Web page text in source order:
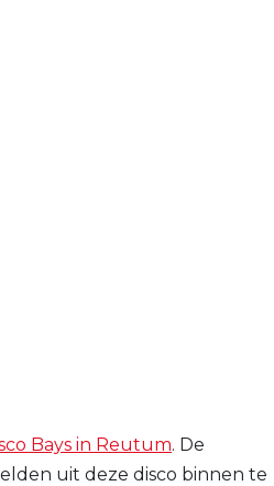
Bays in Reutum. De
uit deze disco binnen te